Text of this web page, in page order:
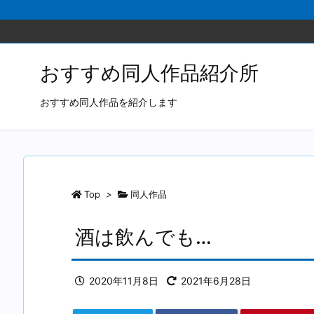
おすすめ同人作品紹介所
おすすめ同人作品を紹介します
Top > 同人作品
酒は飲んでも…
2020年11月8日 2021年6月28日